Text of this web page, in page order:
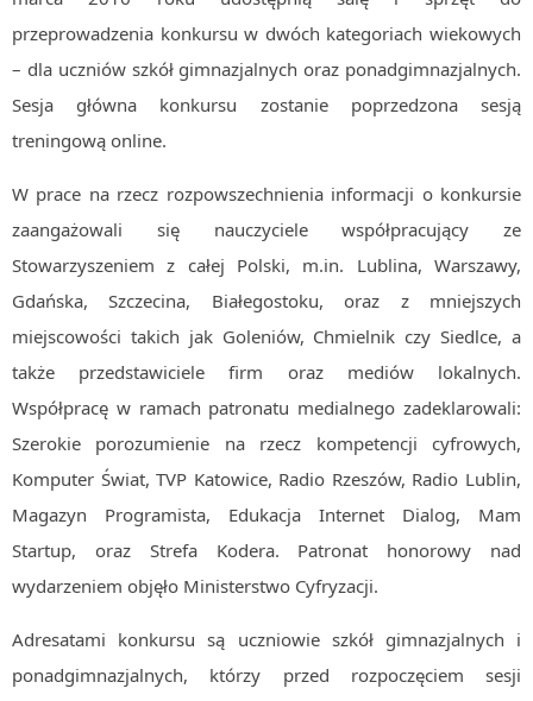
przeprowadzenia konkursu w dwóch kategoriach wiekowych
– dla uczniów szkół gimnazjalnych oraz ponadgimnazjalnych.
Sesja główna konkursu zostanie poprzedzona sesją
treningową online.
W prace na rzecz rozpowszechnienia informacji o konkursie
zaangażowali się nauczyciele współpracujący ze
Stowarzyszeniem z całej Polski, m.in. Lublina, Warszawy,
Gdańska, Szczecina, Białegostoku, oraz z mniejszych
miejscowości takich jak Goleniów, Chmielnik czy Siedlce, a
także przedstawiciele firm oraz mediów lokalnych.
Współpracę w ramach patronatu medialnego zadeklarowali:
Szerokie porozumienie na rzecz kompetencji cyfrowych,
Komputer Świat, TVP Katowice, Radio Rzeszów, Radio Lublin,
Magazyn Programista, Edukacja Internet Dialog, Mam
Startup, oraz Strefa Kodera. Patronat honorowy nad
wydarzeniem objęło Ministerstwo Cyfryzacji.
Adresatami konkursu są uczniowie szkół gimnazjalnych i
ponadgimnazjalnych, którzy przed rozpoczęciem sesji